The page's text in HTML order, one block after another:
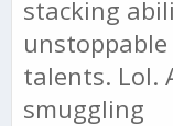
stacking
talents. Lol.
smuggling